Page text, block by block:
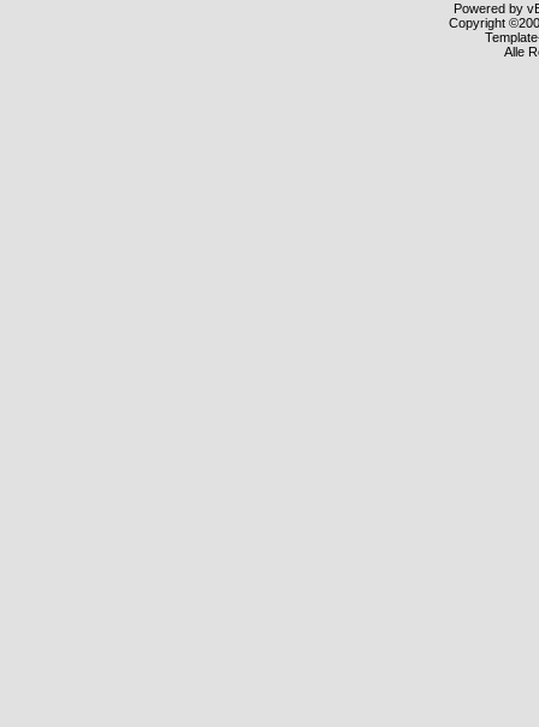
Powered by
Copyright
Alle